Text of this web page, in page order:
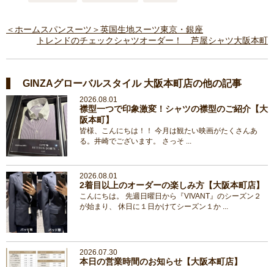
＜ホームスパンスーツ＞英国生地スーツ東京・銀座
トレンドのチェックシャツオーダー！ 芦屋シャツ大阪本町
GINZAグローバルスタイル 大阪本町店の他の記事
2026.08.01
襟型一つで印象激変！シャツの襟型のご紹介【大
阪本町】
皆様、こんにちは！！ 今月は観たい映画がたくさんあ
る。井崎でございます。 さっそ ...
2026.08.01
2着目以上のオーダーの楽しみ方【大阪本町店】
こんにちは。 先週日曜日から『VIVANT』のシーズン２
が始まり、 休日に１日かけてシーズン１か ...
2026.07.30
本日の営業時間のお知らせ【大阪本町店】